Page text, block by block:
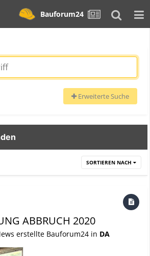
Bauforum24
Erweiterte Suche
SORTIEREN NACH
ABBRUCH 2020
erstellte Bauforum24 in DA